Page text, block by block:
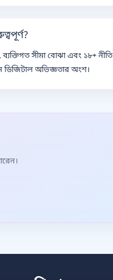
ব্যক্তিগত সীমা বোঝা এবং ১৮+ নীতি
ডিজিটাল অভিজ্ঞতার অংশ।